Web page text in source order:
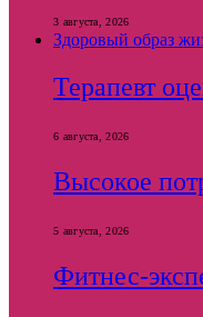
3 августа, 2026
Здоровый образ
Терапевт
6 августа, 2026
Высокое
5 августа, 2026
Фитнес-